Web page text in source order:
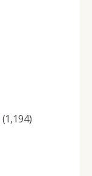
(1,194)